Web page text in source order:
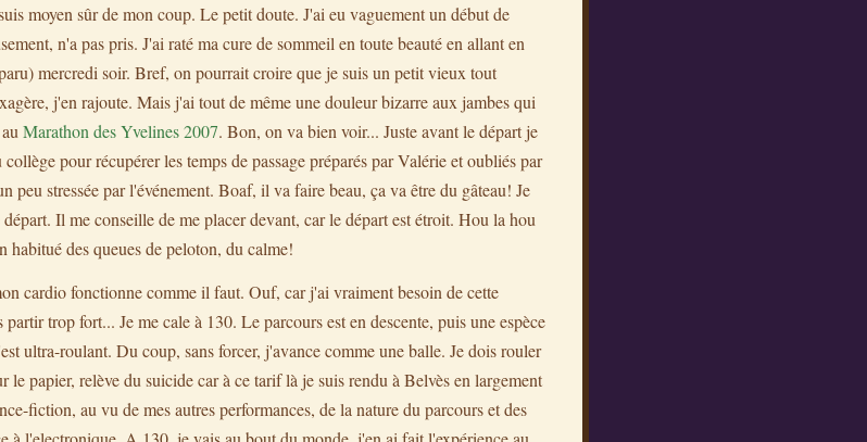
moyen sûr de mon coup. Le petit doute. J'ai eu vaguement un début de
n'a pas pris. J'ai raté ma cure de sommeil en toute beauté en allant en
mercredi soir. Bref, on pourrait croire que je suis un petit vieux tout
j'en rajoute. Mais j'ai tout de même une douleur bizarre aux jambes qui
Marathon des Yvelines 2007. Bon, on va bien voir... Juste avant le départ je
pour récupérer les temps de passage préparés par Valérie et oubliés par
peu stressée par l'événement. Boaf, il va faire beau, ça va être du gâteau! Je
Il me conseille de me placer devant, car le départ est étroit. Hou la hou
habitué des queues de peloton, du calme!
cardio fonctionne comme il faut. Ouf, car j'ai vraiment besoin de cette
trop fort... Je me cale à 130. Le parcours est en descente, puis une espèce
ultra-roulant. Du coup, sans forcer, j'avance comme une balle. Je dois rouler
papier, relève du suicide car à ce tarif là je suis rendu à Belvès en largement
fiction, au vu de mes autres performances, de la nature du parcours et des